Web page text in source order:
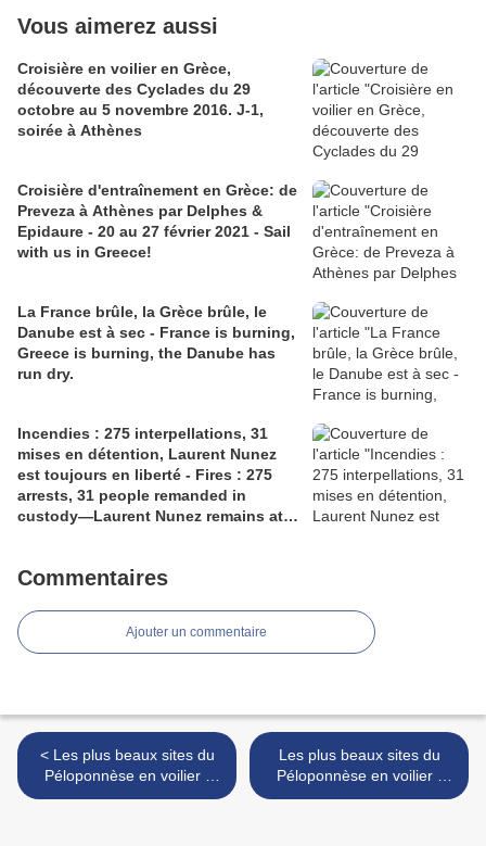
Vous aimerez aussi
Croisière en voilier en Grèce,
découverte des Cyclades du 29
octobre au 5 novembre 2016. J-1,
soirée à Athènes
Croisière d'entraînement en Grèce: de
Preveza à Athènes par Delphes &
Epidaure - 20 au 27 février 2021 - Sail
with us in Greece!
La France brûle, la Grèce brûle, le
Danube est à sec - France is burning,
Greece is burning, the Danube has
run dry.
Incendies : 275 interpellations, 31
mises en détention, Laurent Nunez
est toujours en liberté - Fires : 275
arrests, 31 people remanded in
custody—Laurent Nunez remains at
Commentaires
Ajouter un commentaire
< Les plus beaux sites du
Péloponnèse en voilier -
Jour J+6: Visite du Temple
Les plus beaux sites du
Péloponnèse en voilier -
Jour J+6 : le Temple de